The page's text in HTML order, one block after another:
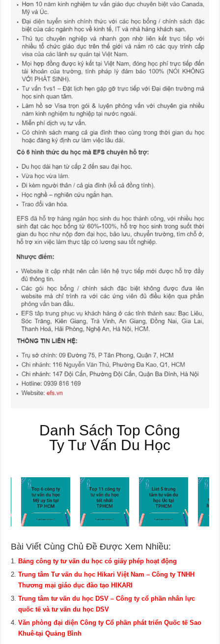
Danh Sách Top Công
Ty Tư Vấn Du Học
Bài Viết Cùng Chủ Đề Được Xem Nhiều:
Bảng công ty tư vấn du học có giấy phép hoạt động
Trung tâm Tư vấn du học Hikari Việt Nam – Công ty TNHH
Thương mại giáo dục đào tạo HIKARI
Trung tâm tư vấn du học DSV – Công ty cổ phần nhân lực
quốc tế và tư vấn du học DSV
Văn phòng đại diện Công ty Cổ phần phát triển Quốc tế Sao
Khuê-tại Quảng Bình